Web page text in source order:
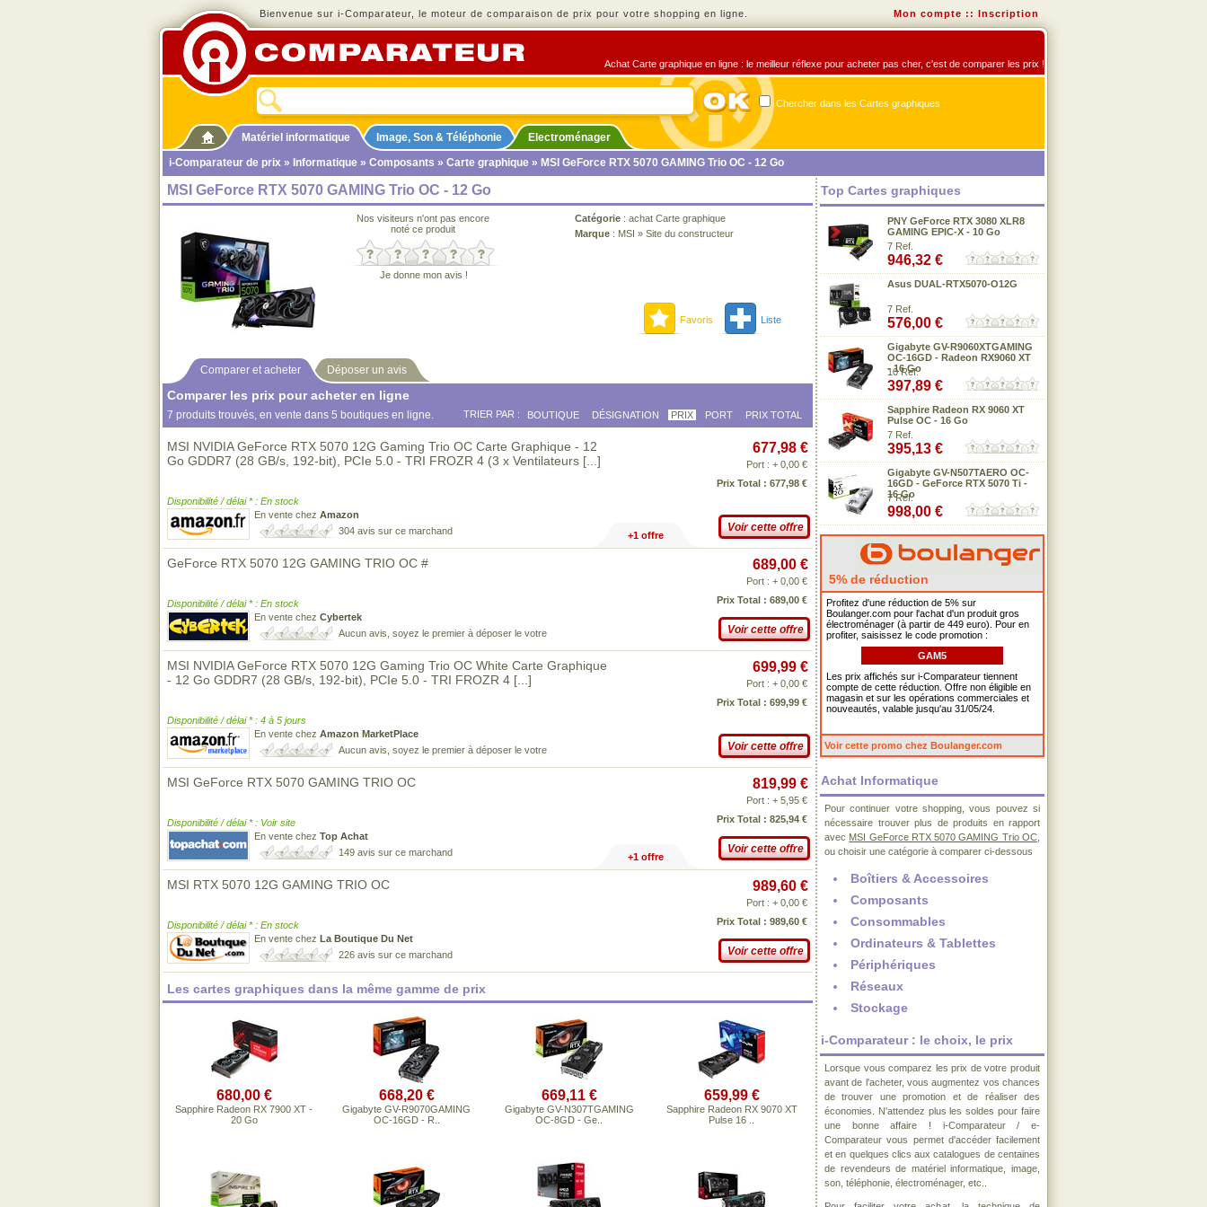
Bienvenue sur i-Comparateur, le moteur de comparaison de prix pour votre shopping en ligne. Mon compte :: Inscription
Achat Carte graphique en ligne : le meilleur réflexe pour acheter pas cher, c'est de comparer les prix !
Chercher dans les Cartes graphiques
Matériel informatique Image, Son & Téléphonie
Electroménager
i-Comparateur de prix » Informatique » Composants » Carte graphique » MSI GeForce RTX 5070 GAMING Trio OC - 12 Go
MSI GeForce RTX 5070 GAMING Trio OC - 12 Go
Nos visiteurs n'ont pas encore
noté ce produit
Je donne mon avis !
Catégorie : achat Carte graphique
Marque : MSI » Site du constructeur
Favoris Liste
Comparer et acheter Déposer un avis
Comparer les prix pour acheter en ligne
7 produits trouvés, en vente dans 5 boutiques en ligne. TRIER PAR : BOUTIQUE DÉSIGNATION PRIX PORT PRIX TOTAL
MSI NVIDIA GeForce RTX 5070 12G Gaming Trio OC Carte Graphique - 12
Go GDDR7 (28 GB/s, 192-bit), PCIe 5.0 - TRI FROZR 4 (3 x Ventilateurs [...]
Disponibilité / délai * : En stock
En vente chez Amazon
304 avis sur ce marchand
677,98 €
Port : + 0,00 €
Prix Total : 677,98 €
Voir cette offre
+1 offre
GeForce RTX 5070 12G GAMING TRIO OC #
Disponibilité / délai * : En stock
En vente chez Cybertek
Aucun avis, soyez le premier à déposer le votre
689,00 €
Port : + 0,00 €
Prix Total : 689,00 €
Voir cette offre
MSI NVIDIA GeForce RTX 5070 12G Gaming Trio OC White Carte Graphique
- 12 Go GDDR7 (28 GB/s, 192-bit), PCIe 5.0 - TRI FROZR 4 [...]
Disponibilité / délai * : 4 à 5 jours
En vente chez Amazon MarketPlace
Aucun avis, soyez le premier à déposer le votre
699,99 €
Port : + 0,00 €
Prix Total : 699,99 €
Voir cette offre
MSI GeForce RTX 5070 GAMING TRIO OC
Disponibilité / délai * : Voir site
En vente chez Top Achat
149 avis sur ce marchand
819,99 €
Port : + 5,95 €
Prix Total : 825,94 €
Voir cette offre
+1 offre
MSI RTX 5070 12G GAMING TRIO OC
Disponibilité / délai * : En stock
En vente chez La Boutique Du Net
226 avis sur ce marchand
989,60 €
Port : + 0,00 €
Prix Total : 989,60 €
Voir cette offre
Les cartes graphiques dans la même gamme de prix
680,00 €
Sapphire Radeon RX 7900 XT -
20 Go
668,20 €
Gigabyte GV-R9070GAMING
OC-16GD - R..
669,11 €
Gigabyte GV-N307TGAMING
OC-8GD - Ge..
659,99 €
Sapphire Radeon RX 9070 XT
Pulse 16 ..
Top Cartes graphiques
PNY GeForce RTX 3080 XLR8
GAMING EPIC-X - 10 Go
7 Ref.
946,32 €
Asus DUAL-RTX5070-O12G
7 Ref.
576,00 €
Gigabyte GV-R9060XTGAMING
OC-16GD - Radeon RX9060 XT
- 16 Go
10 Ref.
397,89 €
Sapphire Radeon RX 9060 XT
Pulse OC - 16 Go
7 Ref.
395,13 €
Gigabyte GV-N507TAERO OC-
16GD - GeForce RTX 5070 Ti -
16 Go
7 Ref.
998,00 €
5% de réduction
Profitez d'une réduction de 5% sur
Boulanger.com pour l'achat d'un produit gros
électroménager (à partir de 449 euro). Pour en
profiter, saisissez le code promotion :
GAM5
Les prix affichés sur i-Comparateur tiennent
compte de cette réduction. Offre non éligible en
magasin et sur les opérations commerciales et
nouveautés, valable jusqu'au 31/05/24.
Voir cette promo chez Boulanger.com
Achat Informatique
Pour continuer votre shopping, vous pouvez si
nécessaire trouver plus de produits en rapport
avec MSI GeForce RTX 5070 GAMING Trio OC
ou choisir une catégorie à comparer ci-dessous
Boîtiers & Accessoires
Composants
Consommables
Ordinateurs & Tablettes
Périphériques
Réseaux
Stockage
i-Comparateur : le choix, le prix
Lorsque vous comparez les prix de votre produit
avant de l'acheter, vous augmentez vos chances
de trouver une promotion et de réaliser des
économies. N'attendez plus les soldes pour faire
une bonne affaire ! i-Comparateur / e-
Comparateur vous permet d'accéder facilement
et en quelques clics aux catalogues de centaines
de revendeurs de matériel informatique, image,
son, téléphonie, électroménager, etc..